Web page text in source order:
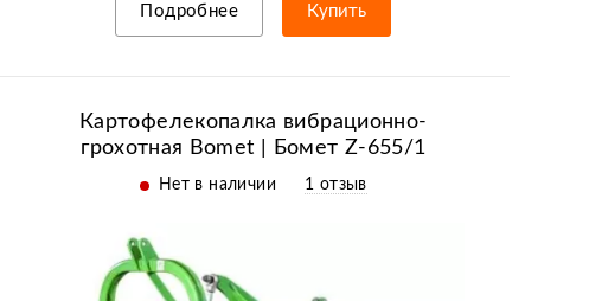
Подробнее Купить
Картофелекопалка вибрационно-
грохотная Bomet | Бомет Z-655/1
Нет в наличии 1 отзыв